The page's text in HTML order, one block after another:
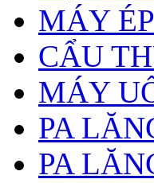
MÁY
CẨU
MÁY
PA
PA